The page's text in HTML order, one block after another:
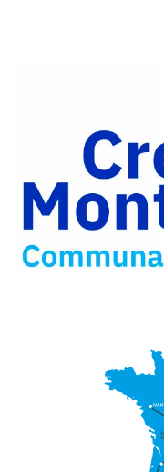
Facebook
Partager
Twitter
Partager
par
e-
mail